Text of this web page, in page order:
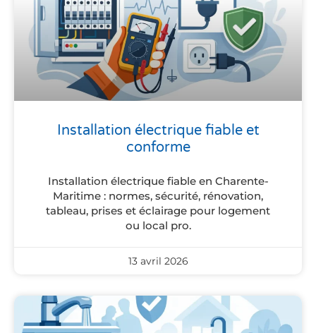
Installation électrique fiable et
conforme
Installation électrique fiable en Charente-
Maritime : normes, sécurité, rénovation,
tableau, prises et éclairage pour logement
ou local pro.
13 avril 2026